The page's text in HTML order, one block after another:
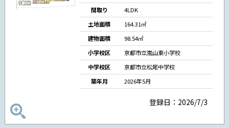
間取り
4LDK
土地面積
164.31㎡
建物面積
98.54㎡
小学校区
京都市立嵐山東小学校
中学校区
京都市立松尾中学校
築年月
2026年5月
登録日：2026/7/3